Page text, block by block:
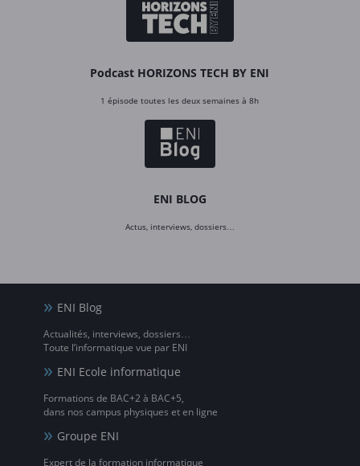
Podcast HORIZONS TECH BY ENI
1 épisode toutes les deux semaines à 8h
ENI BLOG
Actus, interviews, dossiers…
ENI Blog
Actualités, interviews, dossiers…
Toute l’informatique vue par ENI
ENI Ecole informatique
Formations de BAC+2 à BAC+5,
dans nos campus physiques et en ligne
Groupe ENI
Expert de la formation informatique